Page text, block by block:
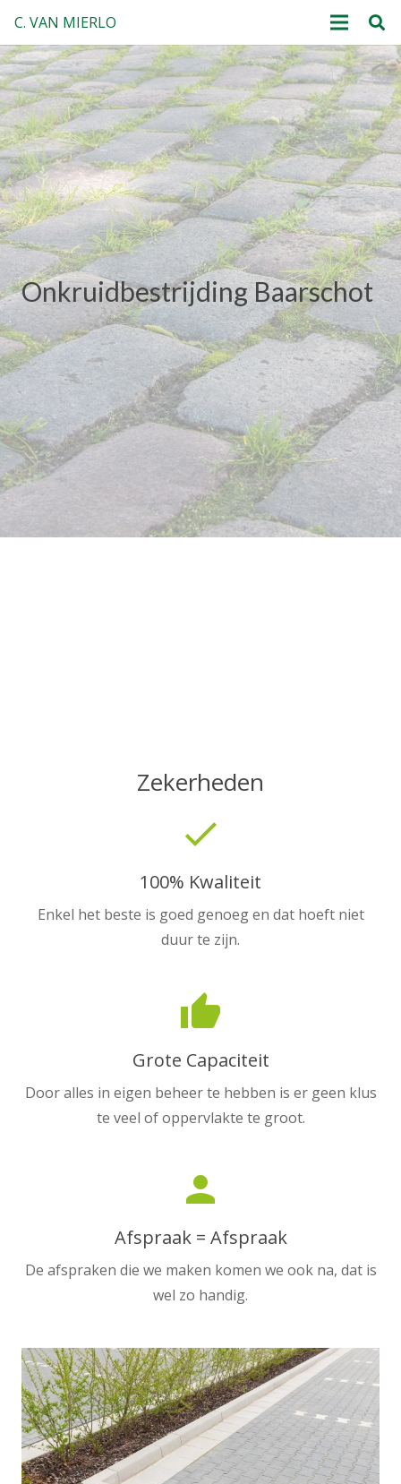
C. VAN MIERLO
Onkruidbestrijding Baarschot
Zekerheden
done
100% Kwaliteit
Enkel het beste is goed genoeg en dat hoeft niet
duur te zijn.
thumb_up
Grote Capaciteit
Door alles in eigen beheer te hebben is er geen klus
te veel of oppervlakte te groot.
person
Afspraak = Afspraak
De afspraken die we maken komen we ook na, dat is
wel zo handig.